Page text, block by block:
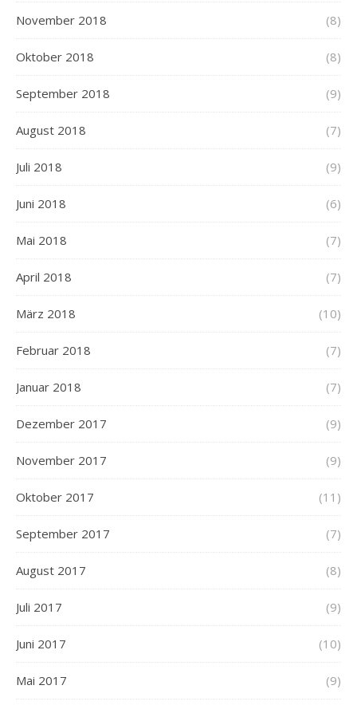
November 2018 (8)
Oktober 2018 (8)
September 2018 (9)
August 2018 (7)
Juli 2018 (9)
Juni 2018 (6)
Mai 2018 (7)
April 2018 (7)
März 2018 (10)
Februar 2018 (7)
Januar 2018 (7)
Dezember 2017 (9)
November 2017 (9)
Oktober 2017 (11)
September 2017 (7)
August 2017 (8)
Juli 2017 (9)
Juni 2017 (10)
Mai 2017 (9)